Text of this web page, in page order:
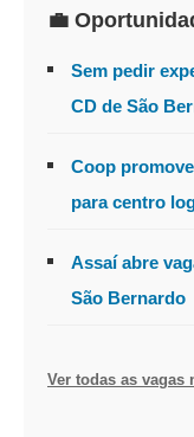
💼
Sem pedir
CD de São
Coop
para centro
Assaí abre
São Bernardo
Ver todas as vagas